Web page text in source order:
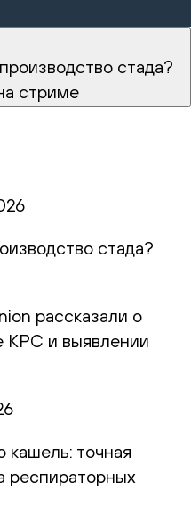
стада?
стриме
стада?
рассказали о
КРС и выявлении
кашель: точная
респираторных